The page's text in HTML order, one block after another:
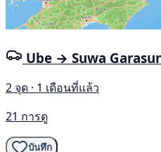
Ube → Suwa
2 จุด · 1 เดือนที่แล้ว
21 การดู
บันทึก